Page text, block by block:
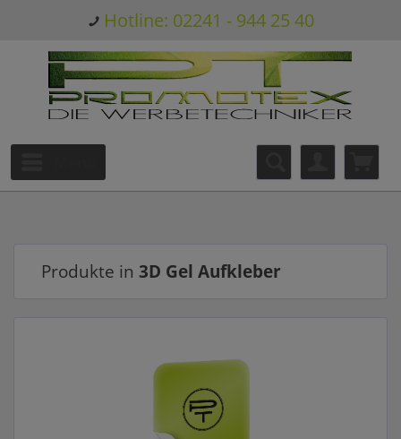
Hotline: 02241 - 944 25 40
Produkte in 3D Gel Aufkleber